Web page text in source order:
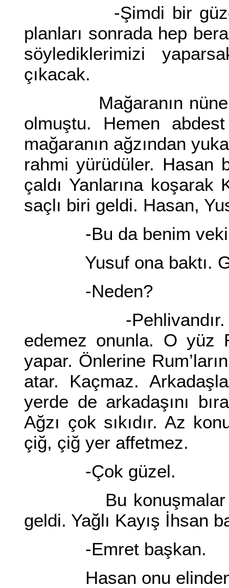
-Şimdi bir güzel
planları sonrada hep
söylediklerimizi
çıkacak.
Mağaranın nüne
olmuştu. Hemen
mağaranın ağzından
rahmi yürüdüler. Hasan
çaldı Yanlarına koşarak
saçlı biri geldi. Hasan,
-Bu da benim vekilim
Yusuf ona baktı.
-Neden?
-Pehlivandır. Acı
edemez onunla. O yüz
yapar. Önlerine
atar. Kaçmaz.
yerde de arkadaşını
Ağzı çok sıkıdır. Az
çiğ, çiğ yer affetmez.
-Çok güzel.
Bu konuşmalar
geldi. Yağlı Kayış İhsan
-Emret başkan.
Hasan onu elinden